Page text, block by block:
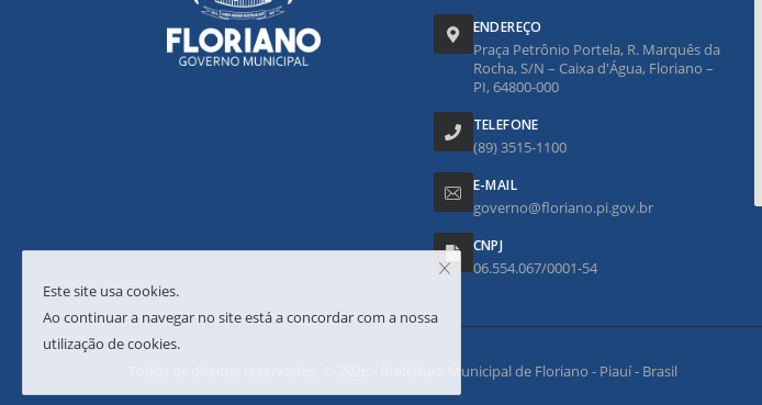
ENDEREÇO
Praça Petrônio Portela, R. Marquês da
Rocha, S/N – Caixa d'Água, Floriano –
PI, 64800-000
TELEFONE
(89) 3515-1100
E-MAIL
governo@floriano.pi.gov.br
CNPJ
06.554.067/0001-54
Todos os direitos reservados. © 2026 - Prefeitura Municipal de Floriano - Piauí - Brasil
Este site usa cookies.
Ao continuar a navegar no site está a concordar com a nossa
utilização de cookies.